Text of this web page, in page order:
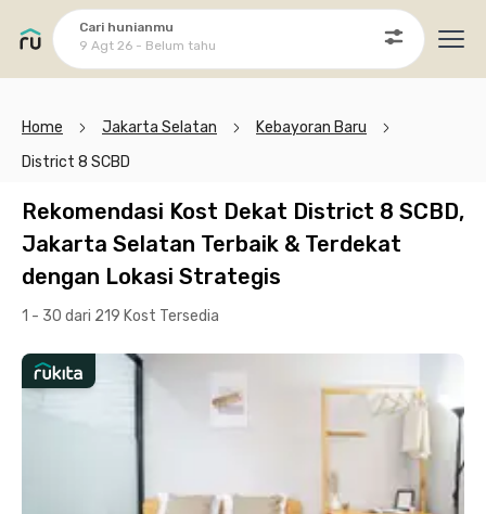
Cari hunianmu
9 Agt 26 - Belum tahu
Home Jakarta Selatan
Kebayoran Baru
District 8 SCBD
Rekomendasi Kost Dekat District 8 SCBD,
Jakarta Selatan Terbaik & Terdekat
dengan Lokasi Strategis
1 - 30 dari 219 Kost Tersedia